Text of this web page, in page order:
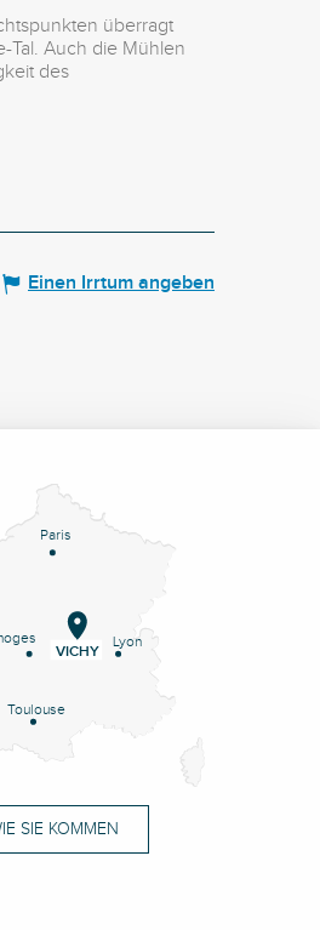
überragt
Tal. Auch die Mühlen
des
Einen Irrtum angeben
Paris
Lyon
Toulouse
VICHY
SIE KOMMEN